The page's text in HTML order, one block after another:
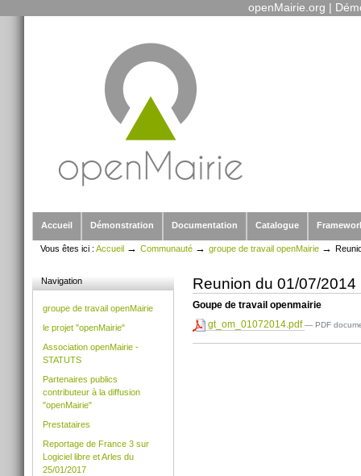
openMairie.org |
Accueil
Démonstration Documentation Catalogue
Vous êtes ici : Accueil → Communauté → groupe de travail openMairie →
Navigation
groupe de travail openMairie
le projet "openMairie"
Association openMairie -
STATUTS
Partenaires publics
contributeur à la diffusion
"openMairie"
Prestataires
Reportage de France 3 sur
Logiciel libre et Arles du
25/01/2017
Reunion du 01/07/2014
Goupe de travail openmairie
gt_om_01072014.pdf— PDF